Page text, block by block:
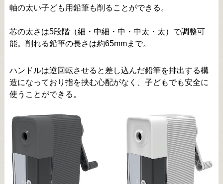
軸の太い子ども用鉛筆も削ることができる。
芯の太さは5段階（細・中細・中・中太・太）で調整可
能。削れる鉛筆の長さは約65mmまで。
ハンドルは逆回転させると差し込んだ鉛筆を排出する構
造になっており指を挟む心配がなく、子どもでも安全に
使うことができる。